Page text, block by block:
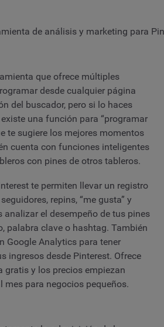
de análisis y marketing para
que ofrece múltiples
desde cualquier página
del buscador, pero si lo haces
una función para “programar
te sugiere los mejores momentos
cuenta con funciones inteligentes
con pines de otros tableros.
te permiten llevar un registro
repins, “me gusta” y
analizar el desempeño de tus pines
palabra clave o hashtag. También
Google Analytics para tener
ingresos desde Pinterest. Ofrece
gratis y los precios empiezan
mes para negocios pequeños.